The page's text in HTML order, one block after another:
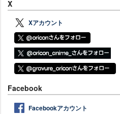
X
Xアカウント
Facebook
Facebookアカウント